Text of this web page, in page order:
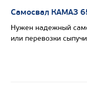
Направление
Колесная
Самосвал КАМАЗ
Нужен надежный
или перевозки